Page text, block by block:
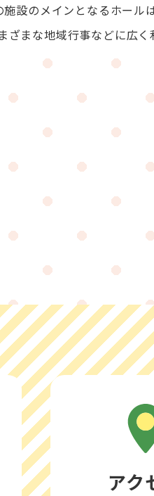
設のメインとなるホール
ざまな地域行事などに広く
アク